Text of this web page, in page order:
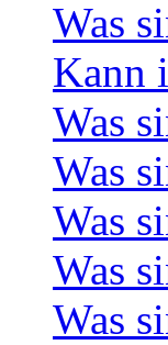
Was
Kann
Was
Was
Was
Was
Was